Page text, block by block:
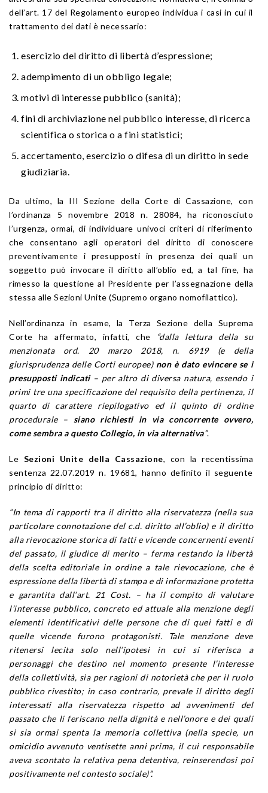
dell’art. 17 del Regolamento europeo individua i casi in cui il
trattamento dei dati è necessario:
esercizio del diritto di libertà d’espressione;
adempimento di un obbligo legale;
motivi di interesse pubblico (sanità);
fini di archiviazione nel pubblico interesse, di ricerca
scientifica o storica o a fini statistici;
accertamento, esercizio o difesa di un diritto in sede
giudiziaria.
Da ultimo, la III Sezione della Corte di Cassazione, con
l’ordinanza 5 novembre 2018 n. 28084, ha riconosciuto
l’urgenza, ormai, di individuare univoci criteri di riferimento
che consentano agli operatori del diritto di conoscere
preventivamente i presupposti in presenza dei quali un
soggetto può invocare il diritto all’oblio ed, a tal fine, ha
rimesso la questione al Presidente per l’assegnazione della
stessa alle Sezioni Unite (Supremo organo nomofilattico).
Nell’ordinanza in esame, la Terza Sezione della Suprema
Corte ha affermato, infatti, che
“dalla lettura della su
menzionata ord. 20 marzo 2018, n. 6919 (e della
giurisprudenza delle Corti europee) non è dato evincere se i
presupposti indicati– per altro di diversa natura, essendo i
primi tre una specificazione del requisito della pertinenza, il
quarto di carattere riepilogativo ed il quinto di ordine
procedurale – siano richiesti in via concorrente ovvero,
come sembra a questo Collegio, in via alternativa”.
Le Sezioni Unite della Cassazione, con la recentissima
sentenza 22.07.2019 n. 19681, hanno definito il seguente
principio di diritto:
“In tema di rapporti tra il diritto alla riservatezza (nella sua
particolare connotazione del c.d. diritto all’oblio) e il diritto
alla rievocazione storica di fatti e vicende concernenti eventi
del passato, il giudice di merito – ferma restando la libertà
della scelta editoriale in ordine a tale rievocazione, che è
espressione della libertà di stampa e di informazione protetta
e garantita dall’art. 21 Cost. – ha il compito di valutare
l’interesse pubblico, concreto ed attuale alla menzione degli
elementi identificativi delle persone che di quei fatti e di
quelle vicende furono protagonisti. Tale menzione deve
ritenersi lecita solo nell’ipotesi in cui si riferisca a
personaggi che destino nel momento presente l’interesse
della collettività, sia per ragioni di notorietà che per il ruolo
pubblico rivestito; in caso contrario, prevale il diritto degli
interessati alla riservatezza rispetto ad avvenimenti del
passato che li feriscano nella dignità e nell’onore e dei quali
si sia ormai spenta la memoria collettiva (nella specie, un
omicidio avvenuto ventisette anni prima, il cui responsabile
aveva scontato la relativa pena detentiva, reinserendosi poi
positivamente nel contesto sociale)”.